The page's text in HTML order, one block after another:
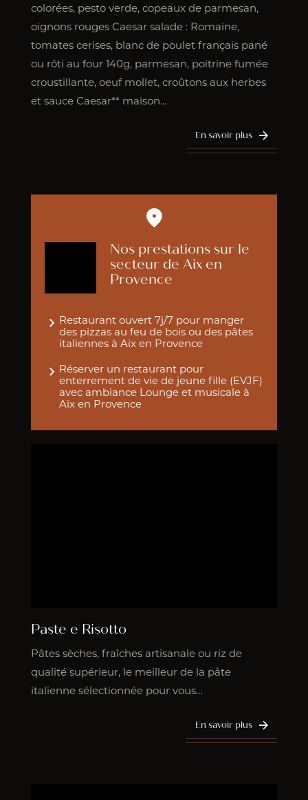
colorées, pesto verde, copeaux de parmesan,
oignons rouges Caesar salade : Romaine,
tomates cerises, blanc de poulet français pané
ou rôti au four 140g, parmesan, poitrine fumée
croustillante, oeuf mollet, croûtons aux herbes
et sauce Caesar** maison...
En savoir plus
Nos prestations sur le
secteur de Aix en
Provence
Restaurant ouvert 7j/7 pour manger
des pizzas au feu de bois ou des pâtes
italiennes à Aix en Provence
Réserver un restaurant pour
enterrement de vie de jeune fille (EVJF)
avec ambiance Lounge et musicale à
Aix en Provence
Paste e Risotto
Pâtes sèches, fraîches artisanale ou riz de
qualité supérieur, le meilleur de la pâte
italienne sélectionnée pour vous…
En savoir plus